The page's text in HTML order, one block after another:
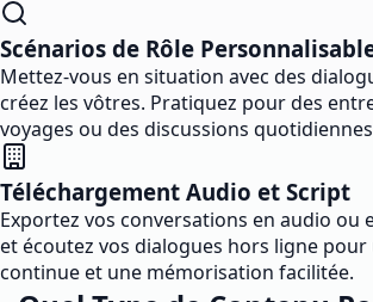
Scénarios de Rôle
Mettez-vous en situation avec des
créez les vôtres. Pratiquez pour des
voyages ou des discussions
Téléchargement Audio et Script
Exportez vos conversations en audio ou
et écoutez vos dialogues hors ligne
continue et une mémorisation facilitée.